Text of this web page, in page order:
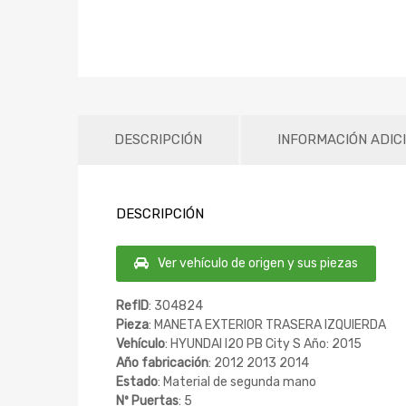
DESCRIPCIÓN INFORMACIÓN
DESCRIPCIÓN
Ver vehículo de origen y sus piezas
RefID: 304824
Pieza: MANETA EXTERIOR TRASERA IZQUIERDA
Vehículo: HYUNDAI I20 PB City S Año: 2015
Año fabricación: 2012 2013 2014
Estado: Material de segunda mano
Nº Puertas: 5